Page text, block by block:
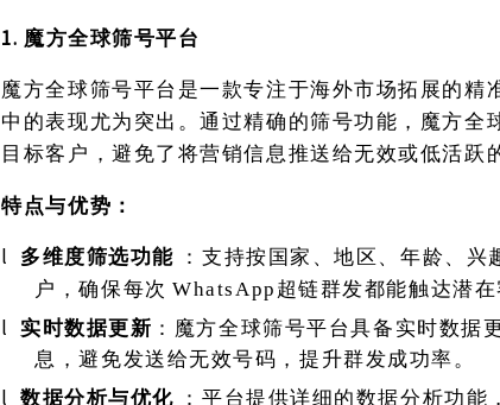
1. 魔方全球筛号平台
魔方全球筛号平台是一款专注于海外市场拓展的精
中的表现尤为突出。通过精确的筛号功能，魔方全
目标客户，避免了将营销信息推送给无效或低活跃
特点与优势：
l 多维度筛选功能
：支持按国家、地区、年龄、
户，确保每次 WhatsApp超链群发都能触达潜在
l 实时数据更新 ：魔方全球筛号平台具备实时数据
息，避免发送给无效号码，提升群发成功率。
l 数据分析与优化
：平台提供详细的数据分析功能